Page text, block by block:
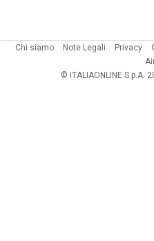
Chi siamo Note Legali Privacy
© ITALIAONLINE S.p.A.